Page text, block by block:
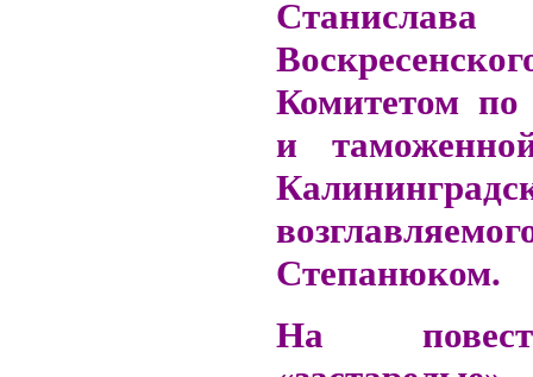
Станислава
Комитетом по
и
Степанюком.
На